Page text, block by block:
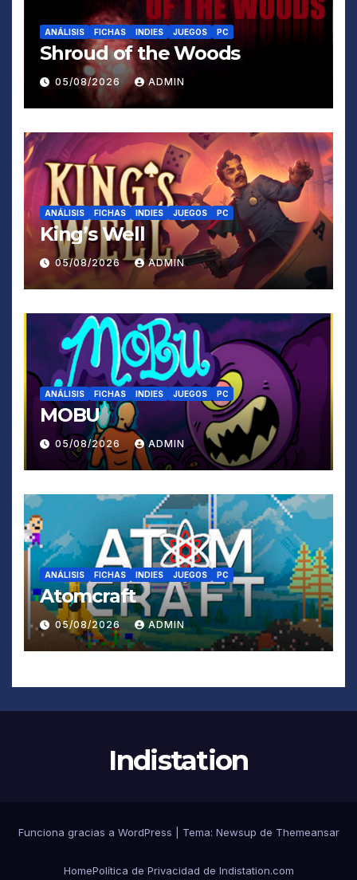
ANÁLISIS FICHAS INDIES JUEGOS PC
Shroud of the Woods
05/08/2026 ADMIN
ANÁLISIS FICHAS INDIES JUEGOS PC
King’s Well
05/08/2026 ADMIN
ANÁLISIS FICHAS INDIES JUEGOS PC
MOBU
05/08/2026 ADMIN
ANÁLISIS FICHAS INDIES JUEGOS PC
Atomcraft
05/08/2026 ADMIN
Indistation
Funciona gracias a WordPress Tema: Newsup de Themeansar
HomePolítica de Privacidad de Indistation.com